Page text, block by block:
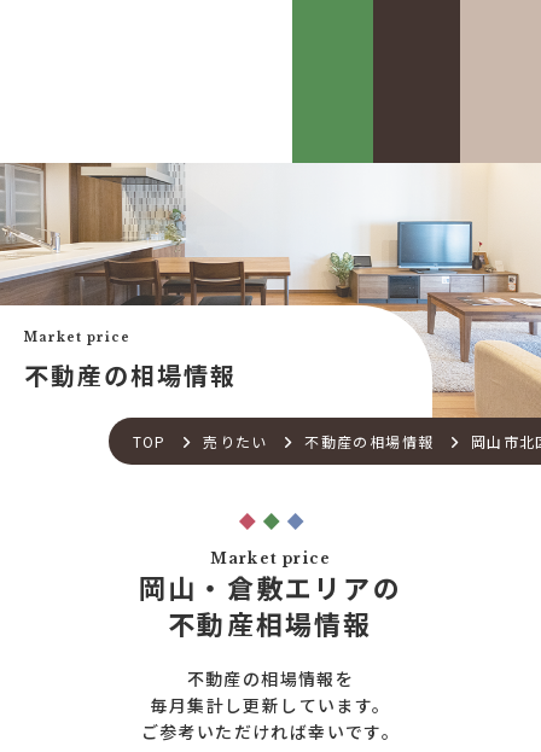
カスケって？
カスケホームグループ
買いたい
中古×RF(リノベ)
新築建売購入サポート
不動産流通の仕組み
住宅ローンサポート
住宅売却サポート
不動産売却サポート
お客様の声
みんなの不動産小話
中古リフォーム事例
店舗紹介
スタッフ紹介
お知らせ一覧
不動産コラム
オンライン相談サービス
TOP 売りたい 不動産の相場情報 岡山市北
Market price
不動産の相場情報
Market price
岡山・倉敷エリアの
不動産相場情報
不動産の相場情報を
毎月集計し更新しています。
ご参考いただければ幸いです。